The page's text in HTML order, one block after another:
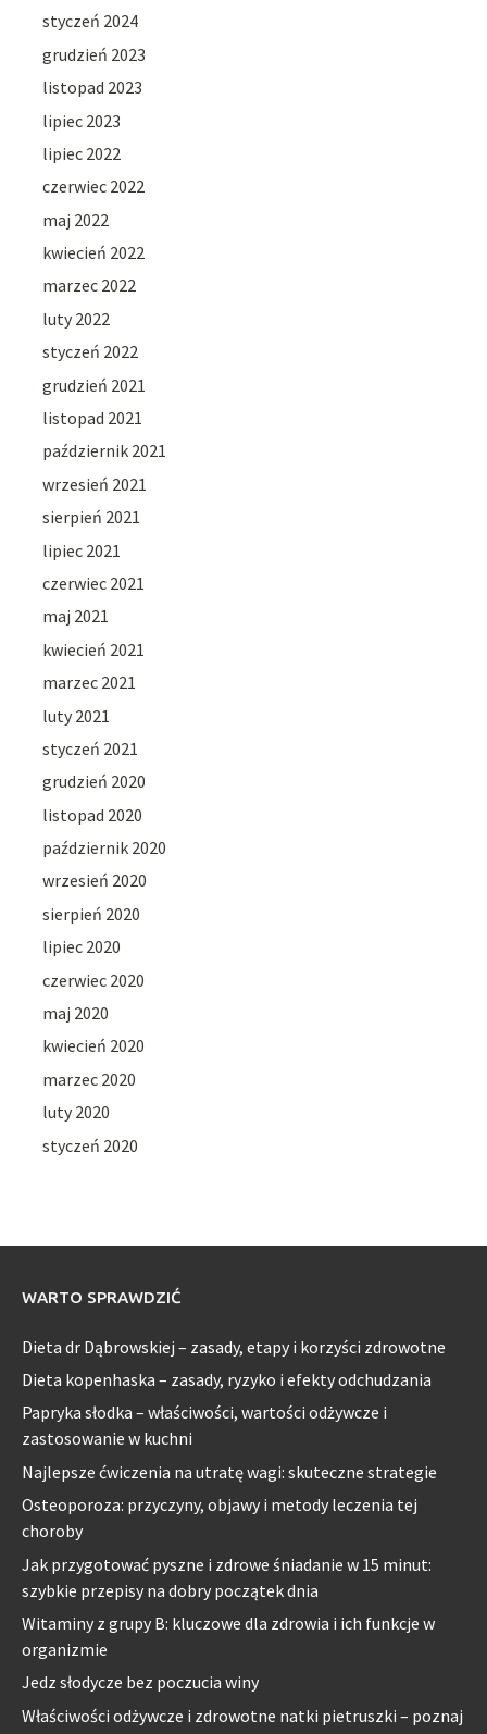
styczeń 2024
grudzień 2023
listopad 2023
lipiec 2023
lipiec 2022
czerwiec 2022
maj 2022
kwiecień 2022
marzec 2022
luty 2022
styczeń 2022
grudzień 2021
listopad 2021
październik 2021
wrzesień 2021
sierpień 2021
lipiec 2021
czerwiec 2021
maj 2021
kwiecień 2021
marzec 2021
luty 2021
styczeń 2021
grudzień 2020
listopad 2020
październik 2020
wrzesień 2020
sierpień 2020
lipiec 2020
czerwiec 2020
maj 2020
kwiecień 2020
marzec 2020
luty 2020
styczeń 2020
WARTO SPRAWDZIĆ
Dieta dr Dąbrowskiej – zasady, etapy i korzyści zdrowotne
Dieta kopenhaska – zasady, ryzyko i efekty odchudzania
Papryka słodka – właściwości, wartości odżywcze i
zastosowanie w kuchni
Najlepsze ćwiczenia na utratę wagi: skuteczne strategie
Osteoporoza: przyczyny, objawy i metody leczenia tej
choroby
Jak przygotować pyszne i zdrowe śniadanie w 15 minut:
szybkie przepisy na dobry początek dnia
Witaminy z grupy B: kluczowe dla zdrowia i ich funkcje w
organizmie
Jedz słodycze bez poczucia winy
Właściwości odżywcze i zdrowotne natki pietruszki – poznaj